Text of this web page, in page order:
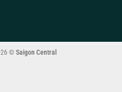
©Saigon Central